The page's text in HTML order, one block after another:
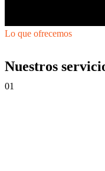
Lo que ofrecemos
Nuestros
01